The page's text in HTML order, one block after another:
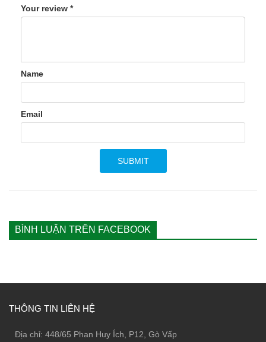
Your review *
Name
Email
BÌNH LUẬN TRÊN FACEBOOK
THÔNG TIN LIÊN HỆ
Địa chỉ: 448/65 Phan Huy Ích, P12, Gò Vấp